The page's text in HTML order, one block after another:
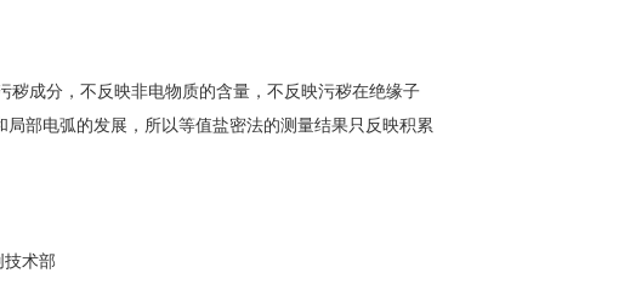
成分，不反映非电物质的含量，不反映污秽在绝缘子
部电弧的发展，所以等值盐密法的测量结果只反映积累
技术部